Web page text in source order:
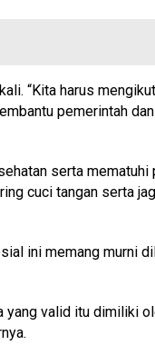
“Kita harus
pemerintah
serta
cuci tangan serta
ini memang murni
yang valid itu dimiliki